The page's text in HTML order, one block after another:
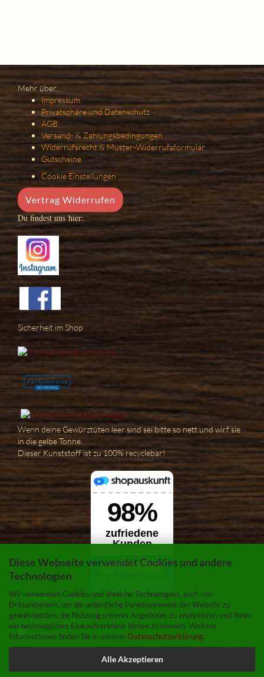
Diese Webseite verwendet Cookies und andere
Technologien
Wir verwenden Cookies und ähnliche Technologien, auch von
Drittanbietern, um die ordentliche Funktionsweise der Website zu
gewährleisten, die Nutzung unseres Angebotes zu analysieren und Ihnen
ein bestmögliches Einkaufserlebnis bieten zu können. Weitere
Informationen finden Sie in unserer Datenschutzerklärung.
Alle Akzeptieren
Mehr über...
Impressum
Privatsphäre und Datenschutz
AGB
Versand- & Zahlungsbedingungen
Widerrufsrecht & Muster-Widerrufsformular
Gutscheine
Cookie Einstellungen
Vertrag Widerrufen
Du findest uns hier:
Sicherheit im Shop
Wenn deine Gewürztüten leer sind sei bitte so nett und wirf sie
in die gelbe Tonne.
Dieser Kunststoff ist zu 100% recyclebar!
Zahlung & Versand
SICHER BEZAHLEN